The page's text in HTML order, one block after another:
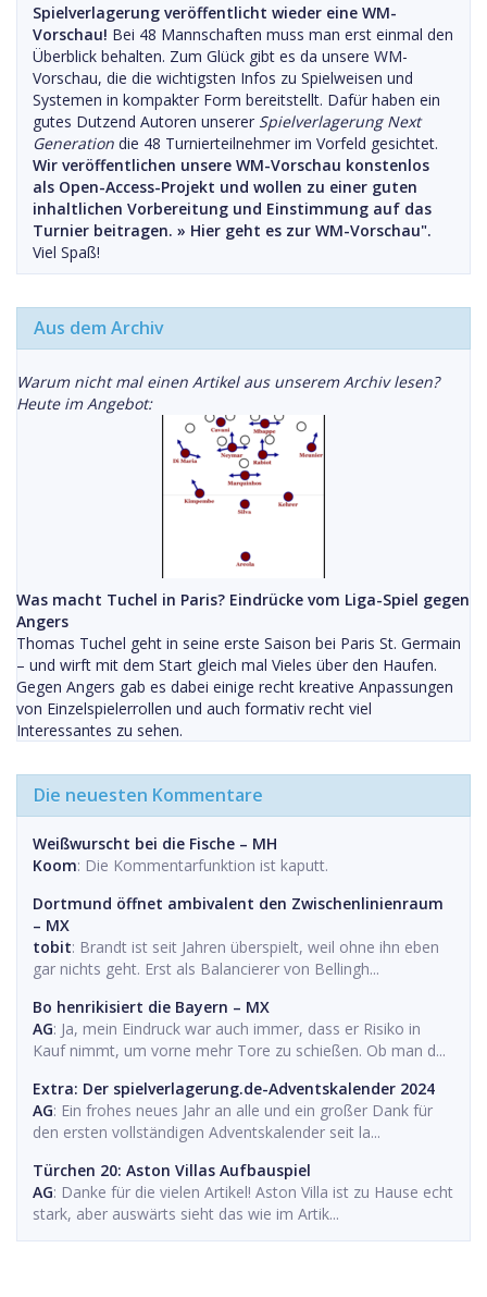
Spielverlagerung veröffentlicht wieder eine WM-
Vorschau! Bei 48 Mannschaften muss man erst einmal den
Überblick behalten. Zum Glück gibt es da unsere WM-
Vorschau, die die wichtigsten Infos zu Spielweisen und
Systemen in kompakter Form bereitstellt. Dafür haben ein
gutes Dutzend Autoren unserer Spielverlagerung Next
Generation die 48 Turnierteilnehmer im Vorfeld gesichtet.
Wir veröffentlichen unsere WM-Vorschau konstenlos
als Open-Access-Projekt und wollen zu einer guten
inhaltlichen Vorbereitung und Einstimmung auf das
Turnier beitragen. » Hier geht es zur WM-Vorschau".
Viel Spaß!
Aus dem Archiv
Warum nicht mal einen Artikel aus unserem Archiv lesen?
Heute im Angebot:
Was macht Tuchel in Paris? Eindrücke vom Liga-Spiel gegen
Angers
Thomas Tuchel geht in seine erste Saison bei Paris St. Germain
– und wirft mit dem Start gleich mal Vieles über den Haufen.
Gegen Angers gab es dabei einige recht kreative Anpassungen
von Einzelspielerrollen und auch formativ recht viel
Interessantes zu sehen.
Die neuesten Kommentare
Weißwurscht bei die Fische – MH
Koom: Die Kommentarfunktion ist kaputt.
Dortmund öffnet ambivalent den Zwischenlinienraum
– MX
tobit: Brandt ist seit Jahren überspielt, weil ohne ihn eben
gar nichts geht. Erst als Balancierer von Bellingh...
Bo henrikisiert die Bayern – MX
AG: Ja, mein Eindruck war auch immer, dass er Risiko in
Kauf nimmt, um vorne mehr Tore zu schießen. Ob man d...
Extra: Der spielverlagerung.de-Adventskalender 2024
AG: Ein frohes neues Jahr an alle und ein großer Dank für
den ersten vollständigen Adventskalender seit la...
Türchen 20: Aston Villas Aufbauspiel
AG: Danke für die vielen Artikel! Aston Villa ist zu Hause echt
stark, aber auswärts sieht das wie im Artik...